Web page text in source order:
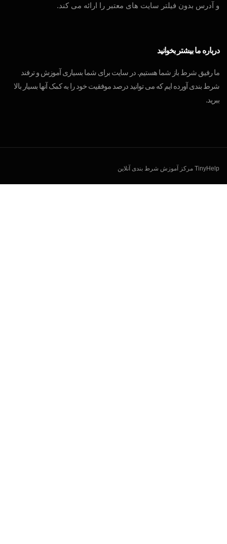
و آدرس بدون فیلتر سایت های معتبر را ارائه می کند.
درباره ما بیشتر بخوانید
ما رفیق شرط باز شما هستیم. در سایت برای شما بسیاری آموزش و ترفند
شرط بندی آورده ایم که می توانید درصد موفقیت خود را به کمک آنها بسیار بالا
ببرید.
TinyHelp مرکز آموزش شرط بندی آنلاین